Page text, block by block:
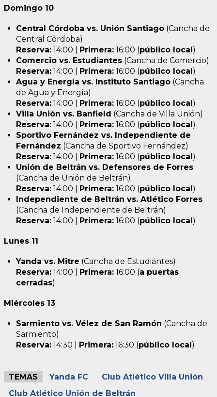
Domingo 10
Central Córdoba vs. Unión Santiago (Cancha de
Central Córdoba)
Reserva: 14:00 | Primera: 16:00 (público local)
Comercio vs. Estudiantes (Cancha de Comercio)
Reserva: 14:00 | Primera: 16:00 (público local)
Agua y Energía vs. Instituto Santiago (Cancha
de Agua y Energía)
Reserva: 14:00 | Primera: 16:00 (público local)
Villa Unión vs. Banfield (Cancha de Villa Unión)
Reserva: 14:00 | Primera: 16:00 (público local)
Sportivo Fernández vs. Independiente de
Fernández (Cancha de Sportivo Fernández)
Reserva: 14:00 | Primera: 16:00 (público local)
Unión de Beltrán vs. Defensores de Forres
(Cancha de Unión de Beltrán)
Reserva: 14:00 | Primera: 16:00 (público local)
Independiente de Beltrán vs. Atlético Forres
(Cancha de Independiente de Beltrán)
Reserva: 14:00 | Primera: 16:00 (público local)
Lunes 11
Yanda vs. Mitre (Cancha de Estudiantes)
Reserva: 14:00 | Primera: 16:00 (a puertas
cerradas)
Miércoles 13
Sarmiento vs. Vélez de San Ramón (Cancha de
Sarmiento)
Reserva: 14:30 | Primera: 16:30 (público local)
TEMAS Yanda FC
Club Atlético Villa Unión
Club Atlético Unión de Beltrán